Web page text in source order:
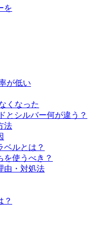
を
が低い
くなった
とシルバー何が違う？
法
ベルとは？
を使うべき？
由・対処法
？